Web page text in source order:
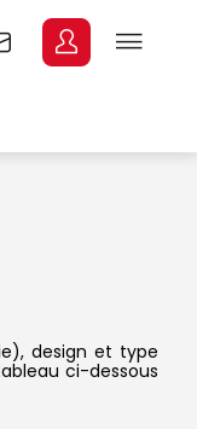
design et type
ci-dessous